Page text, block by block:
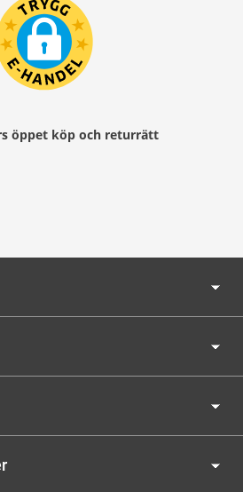
öppet köp och returrätt